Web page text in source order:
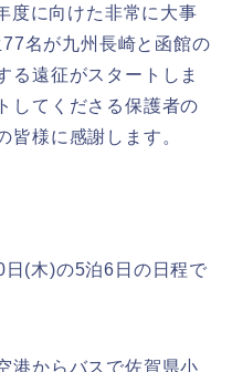
度に向けた非常に大事
名が九州長崎と函館の
る遠征がスタートしま
してくださる保護者の
皆様に感謝します。
(木)の5泊6日の日程で
港からバスで佐賀県小